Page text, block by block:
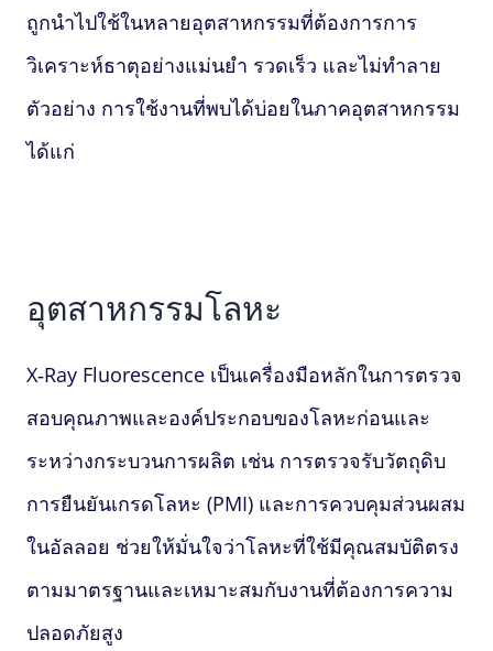
ถูกนำไปใช้ในหลายอุตสาหกรรมที่ต้องการการ
วิเคราะห์ธาตุอย่างแม่นยำ รวดเร็ว และไม่ทำลาย
ตัวอย่าง การใช้งานที่พบได้บ่อยในภาคอุตสาหกรรม
ได้แก่
อุตสาหกรรมโลหะ
X‑Ray Fluorescence เป็นเครื่องมือหลักในการตรวจ
สอบคุณภาพและองค์ประกอบของโลหะก่อนและ
ระหว่างกระบวนการผลิต เช่น การตรวจรับวัตถุดิบ
การยืนยันเกรดโลหะ (PMI) และการควบคุมส่วนผสม
ในอัลลอย ช่วยให้มั่นใจว่าโลหะที่ใช้มีคุณสมบัติตรง
ตามมาตรฐานและเหมาะสมกับงานที่ต้องการความ
ปลอดภัยสูง